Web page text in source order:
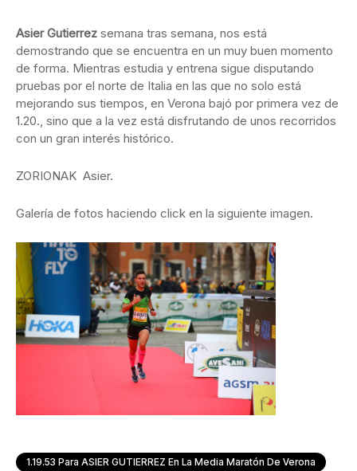
Asier Gutierrez semana tras semana, nos está
demostrando que se encuentra en un muy buen momento
de forma. Mientras estudia y entrena sigue disputando
pruebas por el norte de Italia en las que no solo está
mejorando sus tiempos, en Verona bajó por primera vez de
1.20., sino que a la vez está disfrutando de unos recorridos
con un gran interés histórico.
ZORIONAK Asier.
Galería de fotos haciendo click en la siguiente imagen.
1.19.53 Para ASIER GUTIERREZ En La Media Maratón De Verona